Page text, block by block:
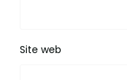
Site web